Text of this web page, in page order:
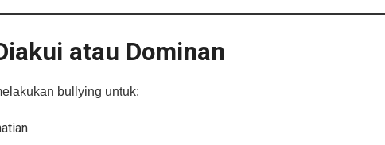
atau Dominan
bullying untuk: